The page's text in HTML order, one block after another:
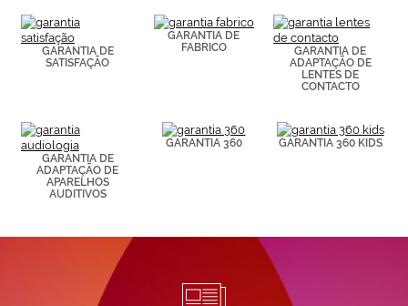
de páginas
visitadas).
Puedes
consultar más
Cookies.
GARANTIA DE
SATISFAÇÃO
GARANTIA DE
FABRICO
GARANTIA DE
ADAPTAÇÃO DE
LENTES DE
CONTACTO
GARANTIA DE
ADAPTAÇÃO DE
APARELHOS
AUDITIVOS
GARANTIA 360 GARANTIA 360 KIDS